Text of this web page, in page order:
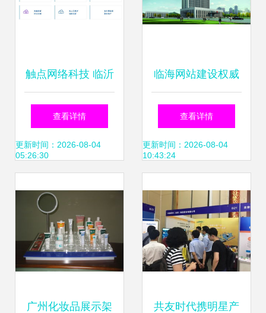
触点网络科技 临沂
网站建设性价比之
选，透明价位助力
查看详情
更新时间：2026-08-04
05:26:30
临海网站建设权威
观点 房管局查询系
统更新背后的数字
查看详情
更新时间：2026-08-04
10:43:24
广州化妆品展示架 共友时代携明星产